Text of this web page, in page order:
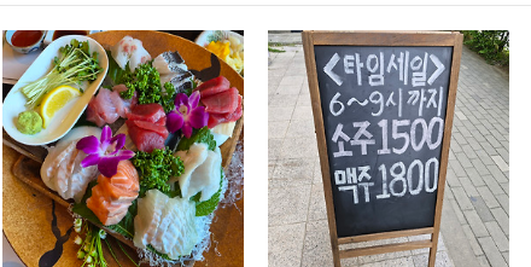
요리를 아주 잘하는 집입니다.
오천항수산센터 8호점 먼저 포
스팅 보기 :
https://leehk.tistory.com/3451
보령오천항키조개관자맛집 / 보
령오천항수산물센터8호처갓집
과의 예산여행 두 번째 날덕산
에 가서 온천들을 하고 점심을
먹기로 합니다.전권을 위임받은
노병, 천북항으로 제철 굴을 먹
아갑니다 ㅎㅎㅎ 지난달 중순
비가 엄청나게 쏟아지던 어느
날내년이면 만든지 60년 되는
모임의 2박 3일 예산 여행 첫날
점심을 먹으러 들렸던 삼우갈비
삼우갈비는 예산읍 한가운데쯤
자리하고 있는데 바로 인근에
예산경찰서가 있고 소복갈비도
멀지 않습니다.지금 대표분 어
머니와 대표인 아들이 대통령의